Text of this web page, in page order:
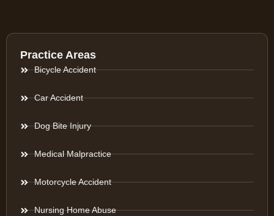
Practice Areas
Bicycle Accident
Car Accident
Dog Bite Injury
Medical Malpractice
Motorcycle Accident
Nursing Home Abuse